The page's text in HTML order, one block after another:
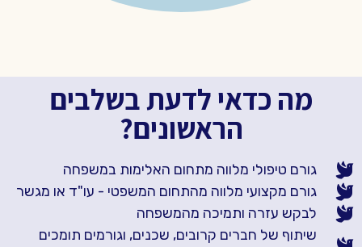
מה כדאי לדעת בשלבים
הראשונים?
גורם טיפולי מלווה מתחום האלימות במשפחה
גורם מקצועי מלווה מהתחום המשפטי - עו"ד או מגשר
לבקש עזרה ותמיכה מהמשפחה
שיתוף של חברים קרובים, שכנים, וגורמים תומכים